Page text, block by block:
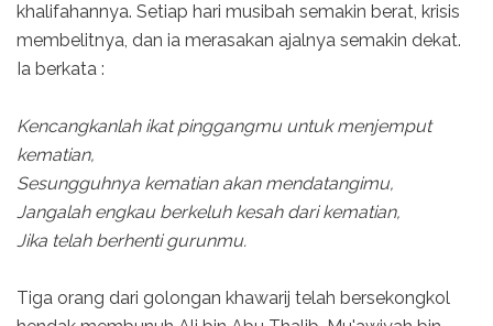
khalifahannya. Setiap hari musibah semakin berat, krisis
membelitnya, dan ia merasakan ajalnya semakin dekat.
Ia berkata :
Kencangkanlah ikat pinggangmu untuk menjemput
kematian,
Sesungguhnya kematian akan mendatangimu,
Jangalah engkau berkeluh kesah dari kematian,
Jika telah berhenti gurunmu.
Tiga orang dari golongan khawarij telah bersekongkol